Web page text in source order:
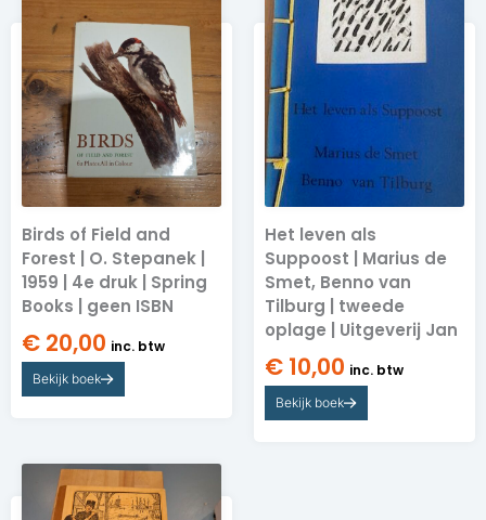
Birds of Field and
Forest | O. Stepanek |
1959 | 4e druk | Spring
Books | geen ISBN
€ 20,00 inc. btw
Bekijk boek
Het leven als
Suppoost | Marius de
Smet, Benno van
Tilburg | tweede
oplage | Uitgeverij Jan
€ 10,00 inc. btw
Bekijk boek